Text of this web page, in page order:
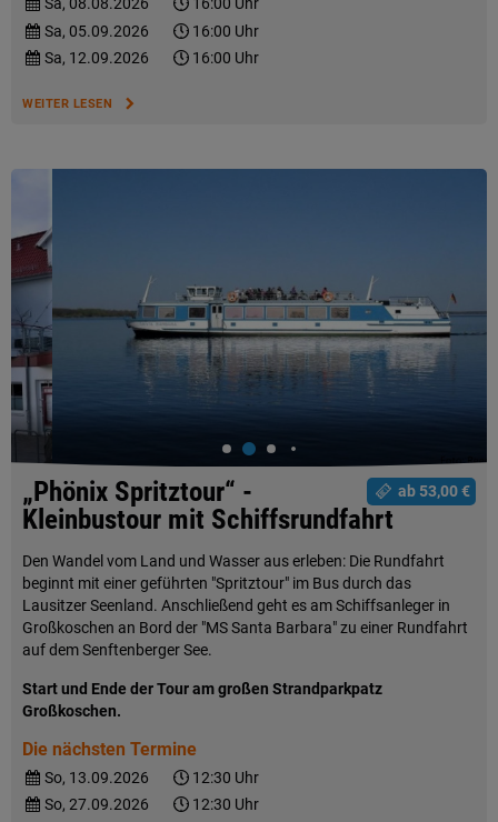
Sa, 05.09.2026
16:00 Uhr
Sa, 12.09.2026
16:00 Uhr
WEITER LESEN
ab 53,00 €
„Phönix Spritztour“ -
Kleinbustour mit Schiffsrundfahrt
Den Wandel vom Land und Wasser aus erleben: Die Rundfahrt
beginnt mit einer geführten "Spritztour" im Bus durch das
Lausitzer Seenland. Anschließend geht es am Schiffsanleger in
Großkoschen an Bord der "MS Santa Barbara" zu einer Rundfahrt
auf dem Senftenberger See.
Start und Ende der Tour am großen Strandparkpatz
Großkoschen.
Die nächsten Termine
So, 13.09.2026
12:30 Uhr
So, 27.09.2026
12:30 Uhr